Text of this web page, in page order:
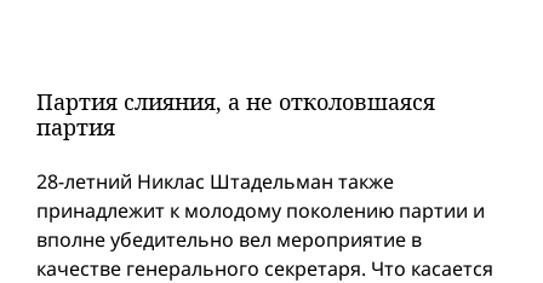
Партия слияния, а не отколовшаяся
партия
28-летний Никлас Штадельман также
принадлежит к молодому поколению партии и
вполне убедительно вел мероприятие в
качестве генерального секретаря. Что касается